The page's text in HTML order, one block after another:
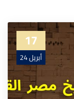
17
أبريل 24